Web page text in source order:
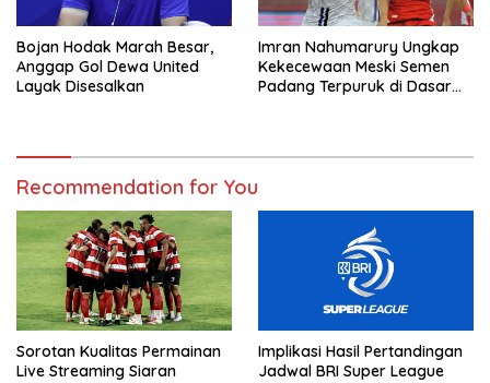
Bojan Hodak Marah Besar,
Anggap Gol Dewa United
Layak Disesalkan
Imran Nahumarury Ungkap
Kekecewaan Meski Semen
Padang Terpuruk di Dasar
Recommendation for You
Sorotan Kualitas Permainan
Live Streaming Siaran
Implikasi Hasil Pertandingan
Jadwal BRI Super League